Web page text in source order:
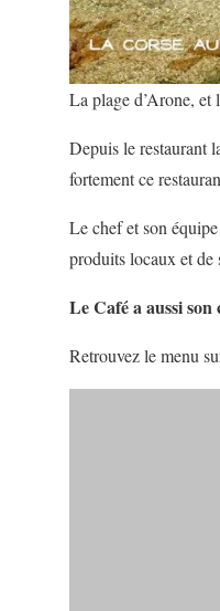
La plage d’Arone, et
Depuis le restaurant
fortement ce
Le chef et son
produits locaux et de
Le Café a aussi
Retrouvez le menu